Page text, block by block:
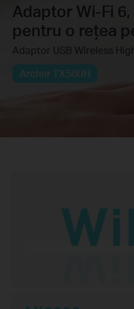
Adaptor Wi-Fi 6,
pentru o rețea
Adaptor USB Wireless
Archer TX50UH